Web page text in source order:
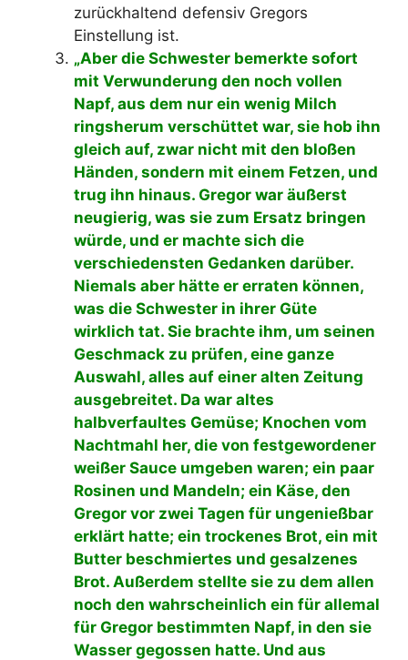
zurückhaltend defensiv Gregors
Einstellung ist.
„Aber die Schwester bemerkte sofort
mit Verwunderung den noch vollen
Napf, aus dem nur ein wenig Milch
ringsherum verschüttet war, sie hob ihn
gleich auf, zwar nicht mit den bloßen
Händen, sondern mit einem Fetzen, und
trug ihn hinaus. Gregor war äußerst
neugierig, was sie zum Ersatz bringen
würde, und er machte sich die
verschiedensten Gedanken darüber.
Niemals aber hätte er erraten können,
was die Schwester in ihrer Güte
wirklich tat. Sie brachte ihm, um seinen
Geschmack zu prüfen, eine ganze
Auswahl, alles auf einer alten Zeitung
ausgebreitet. Da war altes
halbverfaultes Gemüse; Knochen vom
Nachtmahl her, die von festgewordener
weißer Sauce umgeben waren; ein paar
Rosinen und Mandeln; ein Käse, den
Gregor vor zwei Tagen für ungenießbar
erklärt hatte; ein trockenes Brot, ein mit
Butter beschmiertes und gesalzenes
Brot. Außerdem stellte sie zu dem allen
noch den wahrscheinlich ein für allemal
für Gregor bestimmten Napf, in den sie
Wasser gegossen hatte. Und aus